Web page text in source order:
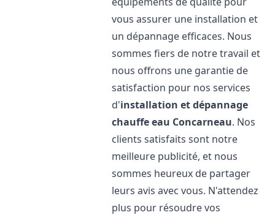
vous assurer une installation et
un dépannage efficaces. Nous
sommes fiers de notre travail et
nous offrons une garantie de
satisfaction pour nos services
d'installation et dépannage
chauffe eau Concarneau. Nos
clients satisfaits sont notre
meilleure publicité, et nous
sommes heureux de partager
leurs avis avec vous. N'attendez
plus pour résoudre vos